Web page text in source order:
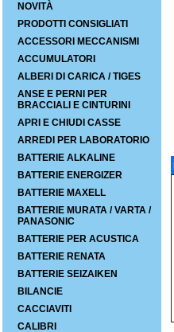
NOVITÀ
PRODOTTI CONSIGLIATI
ACCESSORI MECCANISMI
ACCUMULATORI
ALBERI DI CARICA / TIGES
ANSE E PERNI PER
BRACCIALI E CINTURINI
APRI E CHIUDI CASSE
ARREDI PER LABORATORIO
BATTERIE ALKALINE
BATTERIE ENERGIZER
BATTERIE MAXELL
BATTERIE MURATA / VARTA /
PANASONIC
BATTERIE PER ACUSTICA
BATTERIE RENATA
BATTERIE SEIZAIKEN
BILANCIE
CACCIAVITI
CALIBRI